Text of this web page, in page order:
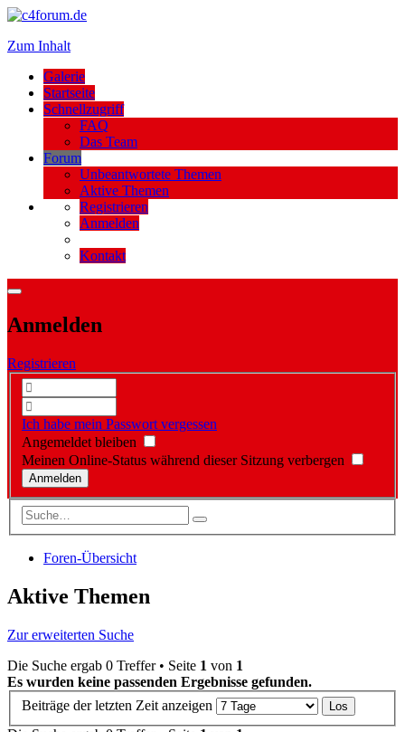
Zum Inhalt
Galerie
Startseite
Schnellzugriff
FAQ
Das Team
Forum
Unbeantwortete Themen
Aktive Themen
Registrieren
Anmelden
Kontakt
Anmelden
Registrieren
Ich habe mein Passwort vergessen
Angemeldet bleiben
Meinen Online-Status während dieser Sitzung verbergen
Foren-Übersicht
Aktive Themen
Zur erweiterten Suche
Die Suche ergab 0 Treffer • Seite 1 von 1
Es wurden keine passenden Ergebnisse gefunden.
Beiträge der letzten Zeit anzeigen